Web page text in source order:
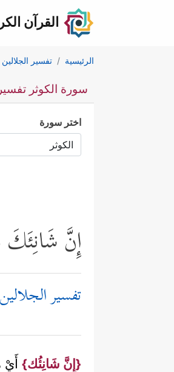
القرآن
الرئيسية تفسير الجلالين
سورة الكوثر تفسير
اختر سورة
إِنَّ شَانِئَكَ
تفسير الجلالين
{إِنَّ شَانِئُك}